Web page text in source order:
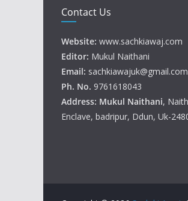
Contact Us
Website: www.sachkiawaj.com
Editor: Mukul Naithani
Email: sachkiawajuk@gmail.com
Ph. No. 9761618043
Address: Mukul Naithani,
Enclave, badripur, Ddun, Uk-